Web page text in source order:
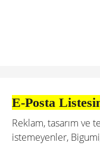
E-Posta
Reklam, tasarım ve
istemeyenler,